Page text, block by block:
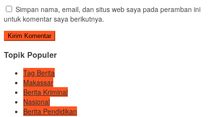
Simpan nama, email, dan situs web saya pada peramban ini
untuk komentar saya berikutnya.
Topik Populer
Tag Berita
Makassar
Berita Kriminal
Nasional
Berita Pendidikan